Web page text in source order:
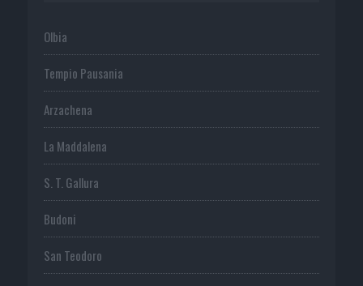
Olbia
Tempio Pausania
Arzachena
La Maddalena
S. T. Gallura
Budoni
San Teodoro